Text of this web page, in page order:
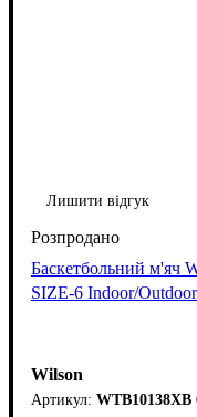
Лишити відгук
Баскетбольний м'яч
SIZE-6 Indoor/
Wilson
WTB10138XB